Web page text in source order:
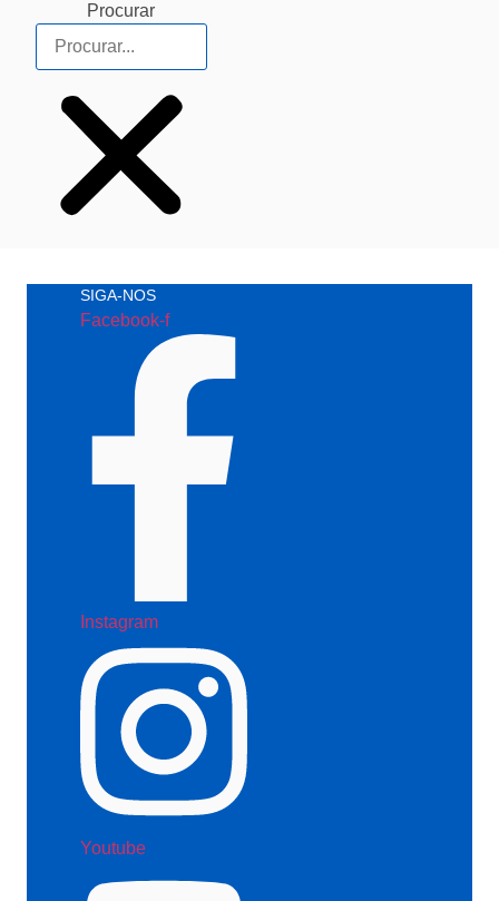
Procurar
SIGA-NOS
Facebook-f
Instagram
Youtube